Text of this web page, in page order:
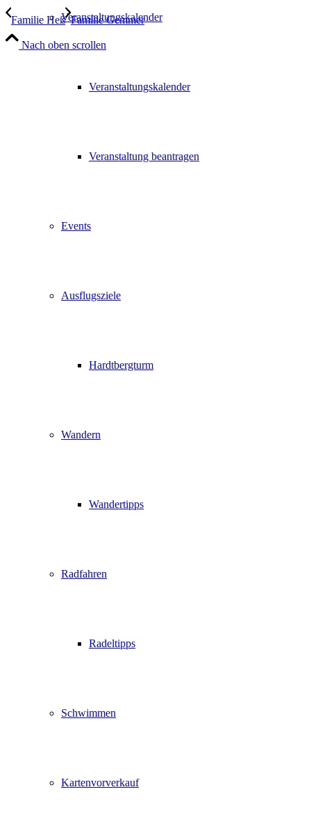
Veranstaltungskalender
Veranstaltungskalender
Veranstaltung beantragen
Events
Ausflugsziele
Hardtbergturm
Wandern
Wandertipps
Radfahren
Radeltipps
Schwimmen
Kartenvorverkauf
Familie Heß Familie Gemmer
Nach oben scrollen